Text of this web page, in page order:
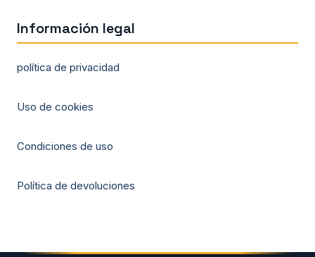
Información legal
política de privacidad
Uso de cookies
Condiciones de uso
Política de devoluciones